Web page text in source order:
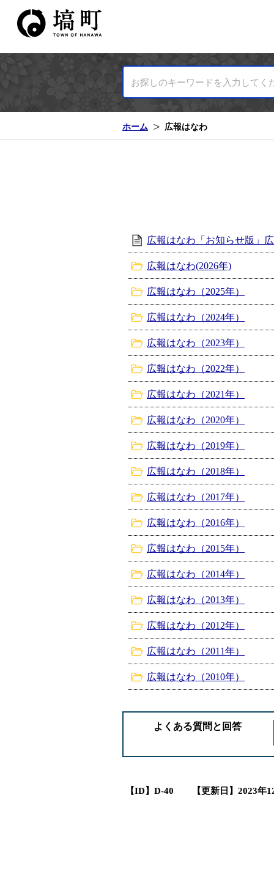
ホーム 広報はなわ
広報はなわ「お知らせ版」
広報はなわ(2026年)
広報はなわ（2025年）
広報はなわ（2024年）
広報はなわ（2023年）
広報はなわ（2022年）
広報はなわ（2021年）
広報はなわ（2020年）
広報はなわ（2019年）
広報はなわ（2018年）
広報はなわ（2017年）
広報はなわ（2016年）
広報はなわ（2015年）
広報はなわ（2014年）
広報はなわ（2013年）
広報はなわ（2012年）
広報はなわ（2011年）
広報はなわ（2010年）
よくある質問と回答
【ID】 D-40 【更新日】 2023年